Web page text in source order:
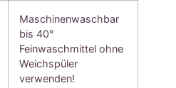
Maschinenwaschbar
bis 40°
Feinwaschmittel ohne
Weichspüler
verwenden!